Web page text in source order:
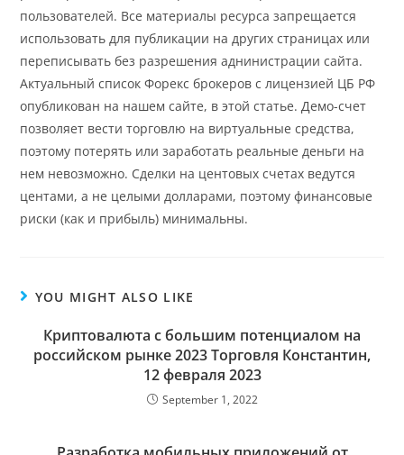
пользователей. Все материалы ресурса запрещается
использовать для публикации на других страницах или
переписывать без разрешения аднинистрации сайта.
Актуальный список Форекс брокеров с лицензией ЦБ РФ
опубликован на нашем сайте, в этой статье. Демо-счет
позволяет вести торговлю на виртуальные средства,
поэтому потерять или заработать реальные деньги на
нем невозможно. Сделки на центовых счетах ведутся
центами, а не целыми долларами, поэтому финансовые
риски (как и прибыль) минимальны.
YOU MIGHT ALSO LIKE
Криптовалюта с большим потенциалом на
российском рынке 2023 Торговля Константин,
12 февраля 2023
September 1, 2022